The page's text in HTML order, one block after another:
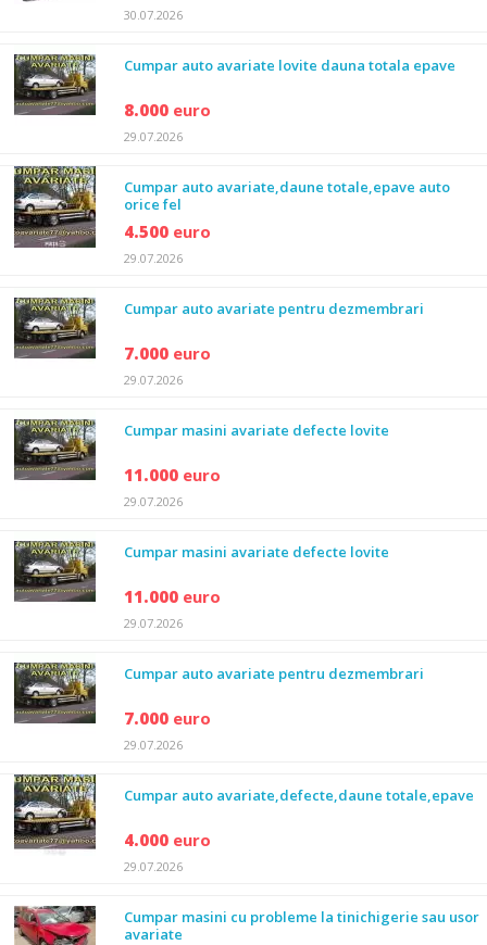
30.07.2026
Cumpar auto avariate lovite dauna totala epave
8.000 euro
29.07.2026
Cumpar auto avariate,daune totale,epave auto
orice fel
4.500 euro
29.07.2026
Cumpar auto avariate pentru dezmembrari
7.000 euro
29.07.2026
Cumpar masini avariate defecte lovite
11.000 euro
29.07.2026
Cumpar masini avariate defecte lovite
11.000 euro
29.07.2026
Cumpar auto avariate pentru dezmembrari
7.000 euro
29.07.2026
Cumpar auto avariate,defecte,daune totale,epave
4.000 euro
29.07.2026
Cumpar masini cu probleme la tinichigerie sau usor
avariate